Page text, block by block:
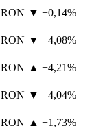
▼ −0,14%
▼ −4,08%
▲ +4,21%
▼ −4,04%
▲ +1,73%